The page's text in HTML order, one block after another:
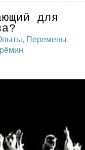
для
, Перемены,